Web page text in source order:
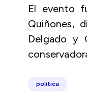
El evento
Quiñones,
Delgado y
politica